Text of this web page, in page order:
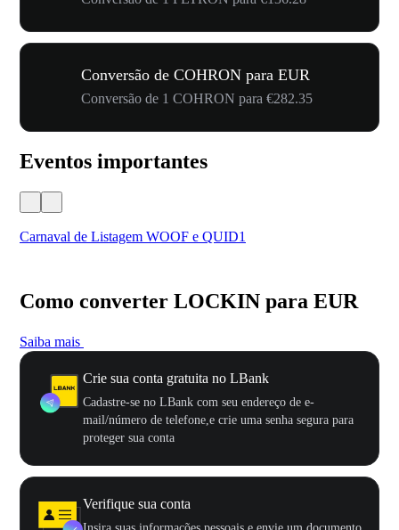
Conversão de COHRON para EUR
Conversão de 1 COHRON para €282.35
Eventos importantes
Carnaval de Listagem WOOF e QUID1
Como converter LOCKIN para EUR
Saiba mais
Crie sua conta gratuita no LBank
Cadastre-se no LBank com seu endereço de e-
mail/número de telefone,e crie uma senha segura para
proteger sua conta
Verifique sua conta